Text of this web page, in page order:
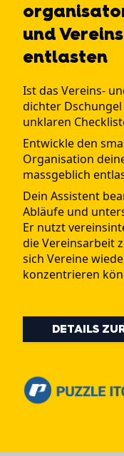
und
entlasten
Ist das Vereins-
dichter
unklaren
Entwickle den
Organisation
massgeblich
Dein Assistent
Abläufe und
Er nutzt
die Vereinsarbeit
sich Vereine
konzentrieren
DETAILS